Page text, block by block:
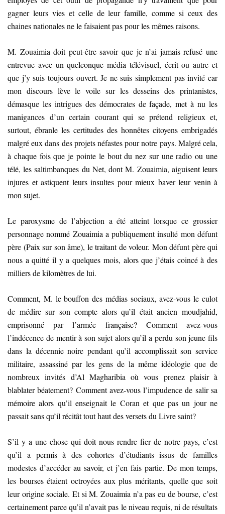
gagner leurs vies et celle de leur famille, comme si ceux des
chaines nationales ne le faisaient pas pour les mêmes raisons.
M. Zouaimia doit peut-être savoir que je n’ai jamais refusé une
entrevue avec un quelconque média télévisuel, écrit ou autre et
que j’y suis toujours ouvert. Je ne suis simplement pas invité car
mon discours lève le voile sur les desseins des printanistes,
démasque les intrigues des démocrates de façade, met à nu les
manigances d’un certain courant qui se prétend religieux et,
surtout, ébranle les certitudes des honnêtes citoyens embrigadés
malgré eux dans des projets néfastes pour notre pays. Malgré cela,
à chaque fois que je pointe le bout du nez sur une radio ou une
télé, les saltimbanques du Net, dont M. Zouaimia, aiguisent leurs
injures et astiquent leurs insultes pour mieux baver leur venin à
mon sujet.
Le paroxysme de l’abjection a été atteint lorsque ce grossier
personnage nommé Zouaimia a publiquement insulté mon défunt
père (Paix sur son âme), le traitant de voleur. Mon défunt père qui
nous a quitté il y a quelques mois, alors que j’étais coincé à des
milliers de kilomètres de lui.
Comment, M. le bouffon des médias sociaux, avez-vous le culot
de médire sur son compte alors qu’il était ancien moudjahid,
emprisonné par l’armée française? Comment avez-vous
l’indécence de mentir à son sujet alors qu’il a perdu son jeune fils
dans la décennie noire pendant qu’il accomplissait son service
militaire, assassiné par les gens de la même idéologie que de
nombreux invités d’Al Magharibia où vous prenez plaisir à
blablater béatement? Comment avez-vous l’impudence de salir sa
mémoire alors qu’il enseignait le Coran et que pas un jour ne
passait sans qu’il récitât tout haut des versets du Livre saint?
S’il y a une chose qui doit nous rendre fier de notre pays, c’est
qu’il a permis à des cohortes d’étudiants issus de familles
modestes d’accéder au savoir, et j’en fais partie. De mon temps,
les bourses étaient octroyées aux plus méritants, quelle que soit
leur origine sociale. Et si M. Zouaimia n’a pas eu de bourse, c’est
certainement parce qu’il n’avait pas le niveau requis, ni de résultats